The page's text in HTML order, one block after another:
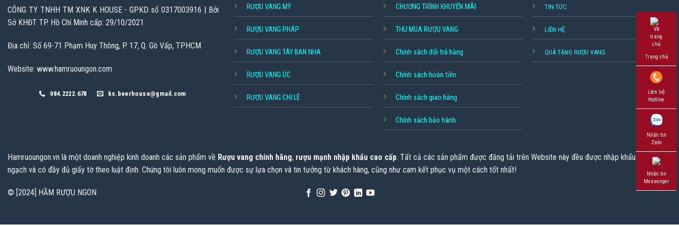
CÔNG TY TNHH TM XNK K HOUSE - GPKD số 0317003916 | Bởi
Sở KHĐT TP. Hồ Chí Minh cấp: 29/10/2021
Địa chỉ: Số 69-71 Phạm Huy Thông, P. 17, Q. Gò Vấp, TPHCM
Website: www.hamruoungon.com
084.2222.678 ks.beerhouse@gmail.com
RƯỢU VANG MỸ
RƯỢU VANG PHÁP
RƯỢU VANG TÂY BAN NHA
RƯỢU VANG ÚC
RƯỢU VANG CHI LÊ
CHƯƠNG TRÌNH KHUYẾN MÃI
THU MUA RƯỢU VANG
Chính sách đổi trả hàng
Chính sách hoàn tiền
Chính sách giao hàng
Chính sách bảo hành
TIN TỨC
LIÊN HỆ
QUÀ TẶNG RƯỢU VANG
Hamruoungon.vn là một doanh nghiệp kinh doanh các sản phẩm về Rượu vang chính hãng, rượu mạnh nhập khẩu cao cấp. Tất cả các sản phẩm được đăng tải trên Website này đều được nhập khẩu chính
ngạch và có đầy đủ giấy tờ theo luật định. Chúng tôi luôn mong muốn được sự lựa chọn và tin tưởng từ khách hàng, cũng như cam kết phục vụ một cách tốt nhất!
© [2024] HẦM RƯỢU NGON
Trang chủ
Liên hệ
Hotline
Nhắn tin
Zalo
Nhắn tin
Messenger